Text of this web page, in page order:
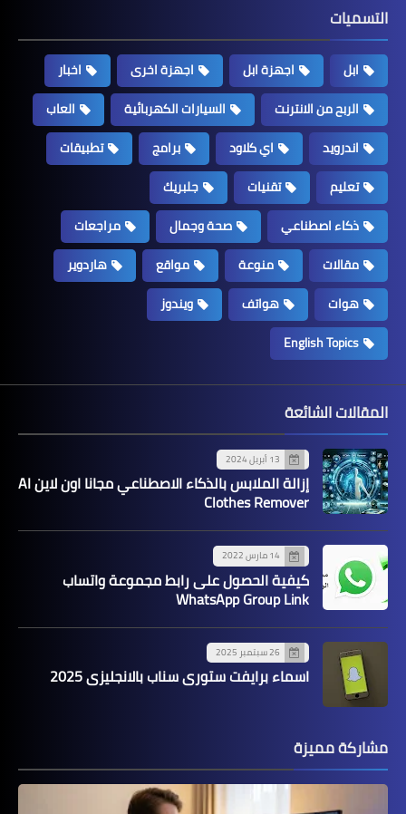
التسميات
ابل اجهزة ابل اجهزة اخرى
اخبار
الربح من الانترنت
السيارات الكهربائية
العاب
اندرويد
اي كلاود برامج
تطبيقات
تعليم
تقنيات
جلبريك
ذكاء اصطناعي
صحة وجمال
مراجعات
مقالات
منوعة مواقع
هاردوير
هوات
هواتف
ويندوز
English Topics
المقالات الشائعة
13 أبريل 2024
إزالة الملابس بالذكاء الاصطناعي مجانا اون لاين AI
Clothes Remover
14 مارس 2022
كيفية الحصول على رابط مجموعة واتساب
WhatsApp Group Link
26 سبتمبر 2025
اسماء برايفت ستوري سناب بالانجليزي 2025
مشاركة مميزة